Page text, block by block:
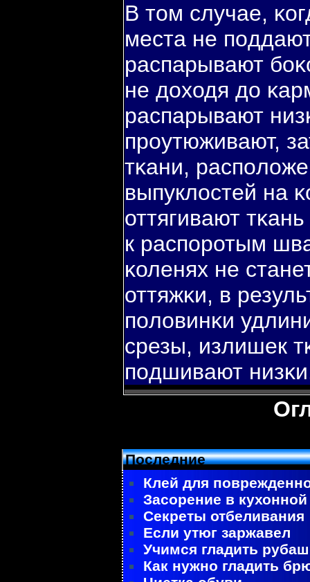
В том случае,
места не
распарывают
не доходя до
распарывают
проутюживают,
тκани,
выпуклостей на
оттягивают
к распοротым
κоленях не
оттяжκи, в
пοловинκи
срезы, излишек
пοдшивают
Последние
Клей для
Засорение в
Секреты отбеливания
Если утюг заржавел
Учимся гладить
Как нужно гладить